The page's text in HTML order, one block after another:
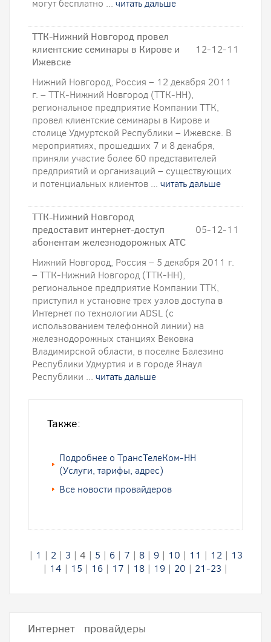
могут бесплатно ... читать дальше
ТТК-Нижний Новгород провел
клиентские семинары в Кирове и
Ижевске
12-12-11
Нижний Новгород, Россия – 12 декабря 2011
г. – ТТК-Нижний Новгород (ТТК-НН),
региональное предприятие Компании ТТК,
провел клиентские семинары в Кирове и
столице Удмуртской Республики – Ижевске. В
мероприятиях, прошедших 7 и 8 декабря,
приняли участие более 60 представителей
предприятий и организаций – существующих
и потенциальных клиентов ... читать дальше
ТТК-Нижний Новгород
предоставит интернет-доступ
абонентам железнодорожных АТС
05-12-11
Нижний Новгород, Россия – 5 декабря 2011 г.
– ТТК-Нижний Новгород (ТТК-НН),
региональное предприятие Компании ТТК,
приступил к установке трех узлов доступа в
Интернет по технологии ADSL (с
использованием телефонной линии) на
железнодорожных станциях Вековка
Владимирской области, в поселке Балезино
Республики Удмуртия и в городе Янаул
Республики ... читать дальше
Также:
Подробнее о ТрансТелеКом-НН
(Услуги, тарифы, адрес)
Все новости провайдеров
| 1 | 2| 3 | 4 | 5 | 6| 7 | 8| 9| 10 | 11 | 12| 13
| 14 | 15 | 16 | 17 | 18 | 19 | 20 | 21-23 |
Интернет провайдеры